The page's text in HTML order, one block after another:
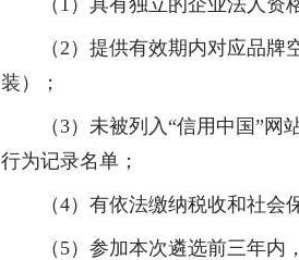
（ 2）提供有效期内对应品牌
装）；
（3）未被列入“信用中国”网
行为记录名单；
（4） 有依法缴纳税收和社会
（ 5）参加本次遴选前三年内